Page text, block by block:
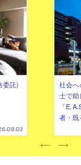
委託)
社会
士で
「
者・